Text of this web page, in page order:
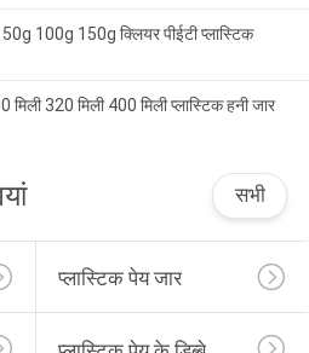
100g 150g क्लियर पीईटी प्लास्टिक
320 मिली 400 मिली प्लास्टिक हनी जार
सभी
प्लास्टिक पेय जार